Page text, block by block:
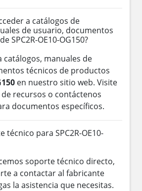
a catálogos de
de usuario, documentos
SPC2R-OE10-OG150?
catálogos, manuales de
técnicos de productos
en nuestro sitio web. Visite
recursos o contáctenos
documentos específicos.
técnico para SPC2R-OE10-
soporte técnico directo,
a contactar al fabricante
la asistencia que necesitas.